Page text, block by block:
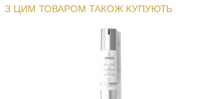
З ЦИМ ТОВАРОМ ТАКОЖ КУПУЮТЬ